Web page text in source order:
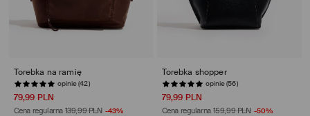
Torebka na ramię
opinie (42)
79,99 PLN
Cena regularna 139,99 PLN -43%
Torebka shopper
opinie (56)
79,99 PLN
Cena regularna 159,99 PLN -50%